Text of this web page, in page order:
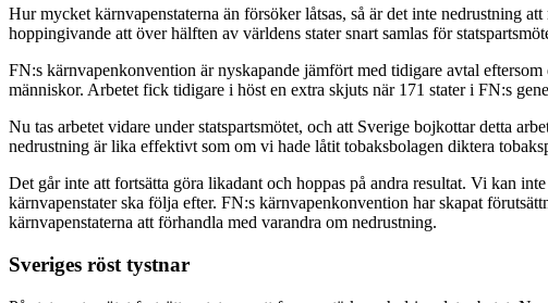
Hur mycket kärnvapenstaterna än försöker låtsas, så är det inte nedrustning
hoppingivande att över hälften av världens stater snart samlas för
FN:s kärnvapenkonvention är nyskapande jämfört med tidigare avtal
människor. Arbetet fick tidigare i höst en extra skjuts när 171 stater i FN:s
Nu tas arbetet vidare under statspartsmötet, och att Sverige bojkottar detta
nedrustning är lika effektivt som om vi hade låtit tobaksbolagen diktera
Det går inte att fortsätta göra likadant och hoppas på andra resultat. Vi kan
kärnvapenstater ska följa efter. FN:s kärnvapenkonvention har skapat
kärnvapenstaterna att förhandla med varandra om nedrustning.
Sveriges röst tystnar